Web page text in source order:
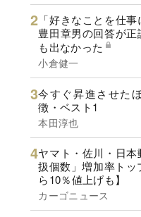
「好きなことを仕
豊田章男の回答が
も出なかった
小倉健一
今すぐ昇進させた
徴・ベスト1
本田淳也
ヤマト・佐川・日
扱個数」増加率ト
ら10％値上げも】
カーゴニュース